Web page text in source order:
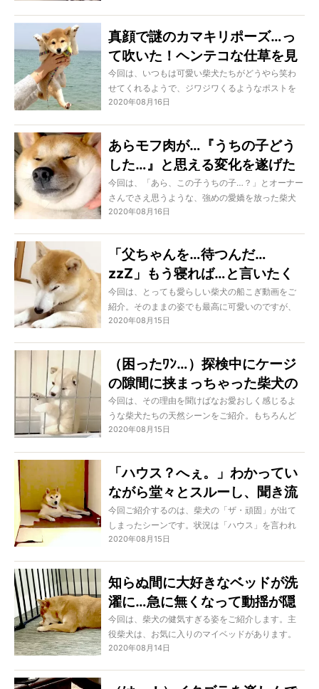
す！
真顔で謎のカマキリポーズ…っ
て吹いた！ヘンテコな仕草を見
せつけてきた柴犬。どの子も愛
おしさマシマシになるわ！
今回は、いつもは可愛い柴犬たちがどうやら笑わ
せてくれるようで、ジワジワくるようなポストを
特集します。どの子も「なんでそうなった！」と
しょう！
2020年08月16日
あらモフ肉が…『うちの子どう
した…』と思える変化を遂げた
柴犬、そんなギャップもまた愛
おしいもの【動画あり】
今回は、「あら、この子うちの子…？」とオーナー
さんでさえ思うような、強めの愛嬌を放った柴犬
たちをご紹介。同じ子であるのにもはや別の子に
2020年08月16日
「父ちゃんを…待つんだ…
zzZ」もう寝れば…と言いたく
なるほどに眠そうな柴犬。それ
でも我慢する理由が泣ける【動
今回は、とっても愛らしい柴犬の船こぎ動画をご
紹介。そのままの姿でも最高に可愛いのですが、
何が可愛いって、その心がたまらないのです。ど
な愛すべき瞬間をご覧ください！
2020年08月15日
（困ったﾜﾝ…）探検中にケージ
の隙間に挟まっちゃった柴犬の
赤ちゃん。可愛いのも休み休み
お願いしたいわ…！【動画】
今回は、その理由を聞けばなお愛おしく感じるよ
うな柴犬たちの天然シーンをご紹介。もちろんど
の子もただただど真面目に過ごしているだけなの
のです。もう、心がかき乱されて忙しいよ！
2020年08月15日
「ハウス？へぇ。」わかってい
ながら堂々とスルーし、聞き流
す柴犬。立ち上がるどころか寝
そべった…【動画】
今回ご紹介するのは、柴犬の「ザ・頑固」が出て
しまったシーンです。状況は「ハウス」を言われ
てしまった瞬間。もちろんハウスが大好きな犬は
す。そんなやりとりを2本ご覧ください！
2020年08月15日
知らぬ間に大好きなベッドが洗
濯に…急に無くなって動揺が隠
せず、寂しいのか『ベッドがあ
った場所』で寝てた柴犬【動
今回は、柴犬の健気すぎる姿をご紹介します。主
役柴犬は、お気に入りのマイベッドがあります。
しかし、気づかぬうちにお洗濯へ。お昼寝しよう
2020年08月14日